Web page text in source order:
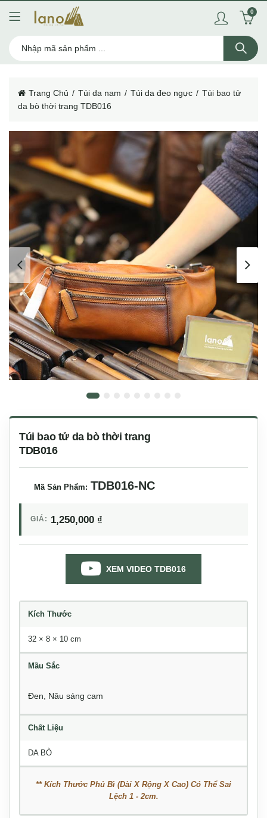
0
Trang Chủ Túi da nam Túi da đeo ngực
Túi bao tử
da bò thời trang TDB016
Túi bao tử da bò thời trang
TDB016
Mã Sản Phẩm: TDB016-NC
GIÁ: 1,250,000 ₫
XEM VIDEO TDB016
Kích Thước
32 × 8 × 10 cm
Mầu Sắc
Đen Nâu sáng cam
Chất Liệu
DA BÒ
** Kích Thước Phủ Bì (Dài X Rộng X Cao) Có Thể Sai
Lệch 1 - 2cm.